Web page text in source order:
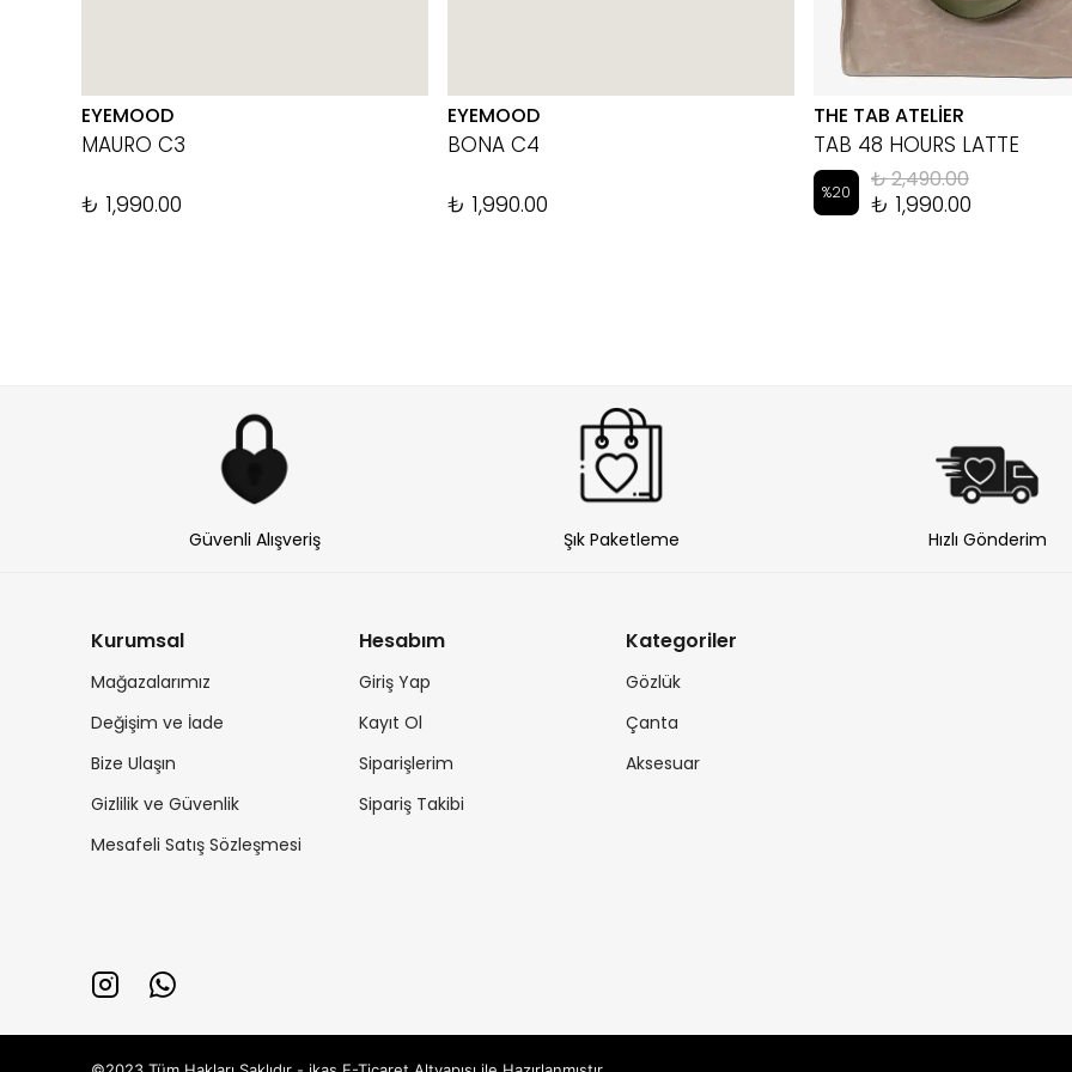
EYEMOOD
MAURO C3
₺ 1,990.00
EYEMOOD
BONA C4
₺ 1,990.00
THE TAB ATELİER
TAB 48 HOURS LATTE
%20 ₺ 2,490.00
₺ 1,990.00
Güvenli Alışveriş Şık Paketleme Hızlı Gönderim
Kurumsal
Mağazalarımız
Değişim ve İade
Bize Ulaşın
Gizlilik ve Güvenlik
Mesafeli Satış Sözleşmesi
Hesabım
Giriş Yap
Kayıt Ol
Siparişlerim
Sipariş Takibi
Kategoriler
Gözlük
Çanta
Aksesuar